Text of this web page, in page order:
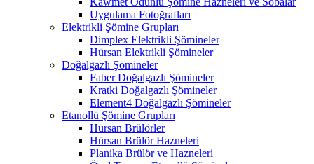
Uygulama Fotoğrafları
Elektrikli Şömine Grupları
Dimplex Elektrikli Şömineler
Hürsan Elektrikli Şömineler
Doğalgazlı Şömineler
Faber Doğalgazlı Şömineler
Kratki Doğalgazlı Şömineler
Element4 Doğalgazlı Şömineler
Etanollü Şömine Grupları
Hürsan Brülörler
Hürsan Brülör Hazneleri
Planika Brülör ve Hazneleri